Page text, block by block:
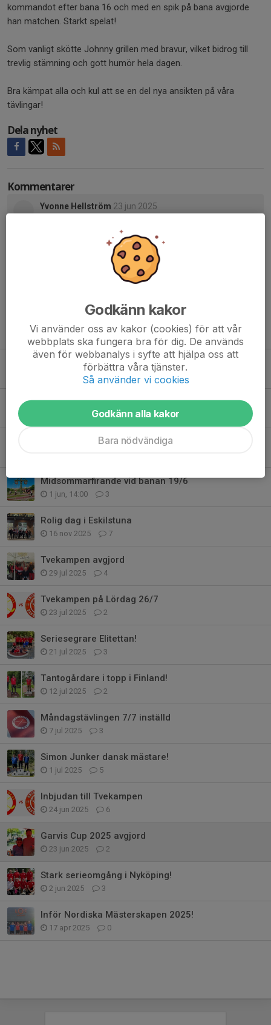
kommandot efter bana 16 och med en spik på bana avgjorde
han matchen. Starkt spelat!
Som vanligt skötte Johnny grillen med bravur, vilket bidrog till
trevlig stämning och gott humör hela dagen.
Bra kämpat alla och kul att se en del nya ansikten på våra
tävlingar!
Dela nyhet
Kommentarer
Yvonne Hellström 23 jun 2025
Nicklas Jardegart1 jul 2025
Tidigare nyheter
Christian uttagen i EM-laget!
26 jul, 12:00
Brons i Elitserien!
0
Elitserien omg 2 avgjord
Midsommarfirande vid banan 19/6
1 jun, 14:00 3
Rolig dag i Eskilstuna
16 nov 2025 7
Tvekampen avgjord
29 jul 2025 4
Tvekampen på Lördag 26/7
23 jul 2025 2
Seriesegrare Elitettan!
21 jul 2025 3
Tantogårdare i topp i Finland!
12 jul 2025 2
Måndagstävlingen 7/7 inställd
7 jul 2025 3
Simon Junker dansk mästare!
1 jul 2025 5
Inbjudan till Tvekampen
24 jun 2025 6
Garvis Cup 2025 avgjord
23 jun 2025 2
Stark serieomgång i Nyköping!
2 jun 2025 3
Inför Nordiska Mästerskapen 2025!
17 apr 2025 0
Godkänn kakor
Vi använder oss av kakor (cookies) för att vår
webbplats ska fungera bra för dig. De används
även för webbanalys i syfte att hjälpa oss att
förbättra våra tjänster.
Så använder vi cookies
Godkänn alla kakor
Bara nödvändiga